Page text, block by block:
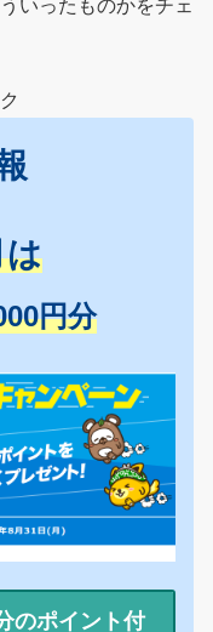
いったものかをチェ
は
円分
のポイント付